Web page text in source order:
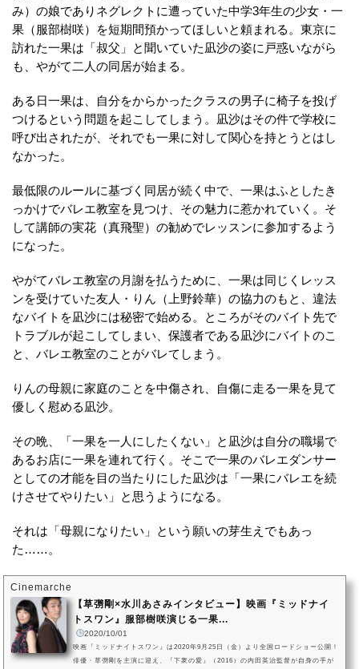
み）の娘でありネグレクトに遭っていた中学3年生の少女・一
果（服部樹咲）を短期間預かってほしいと頼まれる。東京に
訪れた一果は「叔父」と聞いていた凪沙の姿に戸惑いながら
も、やがて二人の同居が始まる。
ある日一果は、自分をからかったクラスの男子に椅子を投げ
つけるという問題を起こしてしまう。凪沙はその件で学校に
呼び出されたが、それでも一果に対して関心を持とうとはし
なかった。
最低限のルールに基づく同居が続く中で、一果はふとしたき
っかけでバレエ教室を見つけ、その魅力に惹かれていく。そ
して講師の実花（真飛聖）の勧めでレッスンに参加するよう
になった。
やがてバレエ教室の月謝を払うために、一果は同じくレッス
ンを受けていた友人・りん（上野鈴華）の協力のもと、違法
なバイトを凪沙には秘密で始める。ところがそのバイト先で
トラブルが起こしてしまい、保護者である凪沙にバイトのこ
と、バレエ教室のことがバレてしまう。
りんの母親に家庭のことを中傷され、自傷に走る一果を見て
優しく慰める凪沙。
その晩、「一果を一人にしたくない」と凪沙は自分の職場で
あるお店に一果を連れて行く。そこで一果のバレエダンサー
としての才能を目の当たりにした凪沙は「一果にバレエを続
けさせてやりたい」と思うようになる。
それは「母親になりたい」という願いの芽生えでもあっ
た……。
Cinemarche
【草彅剛×水川あさみインタビュー】映画『ミッドナイ
トスワン』服部樹咲演じる一果...
2020/10/01
映画『ミッドナイトスワン』は2020年9月25日（金）より全国ロードショー公開！
俳優・草彅剛を主演に迎え、『下衆の愛』（2016）の内田英治監督が自身の手が